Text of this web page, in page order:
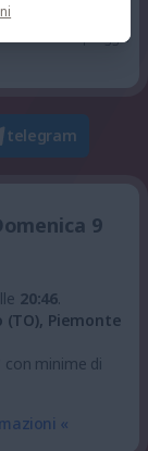
pioggia
telegram
9
20:46.
(TO), Piemonte
con minime di
«